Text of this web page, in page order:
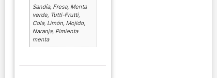
Sandía, Fresa, Menta
verde, Tutti-Frutti,
Cola, Limón, Mojido,
Naranja, Pimienta
menta